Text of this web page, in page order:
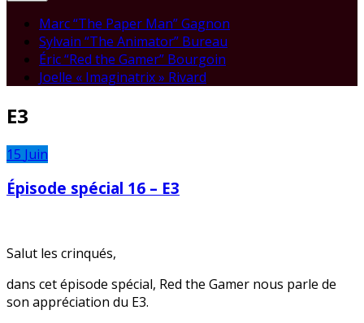
Marc “The Paper Man” Gagnon
Sylvain “The Animator” Bureau
Éric “Red the Gamer” Bourgoin
Joelle « Imaginatrix » Rivard
E3
15 Juin
Épisode spécial 16 – E3
Salut les crinqués,
dans cet épisode spécial, Red the Gamer nous parle de
son appréciation du E3.